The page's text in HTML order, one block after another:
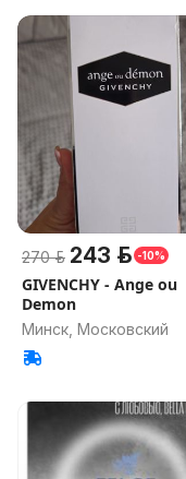
270 р. 243 р. -10%
GIVENCHY - Ange ou
Demon
Минск, Московский